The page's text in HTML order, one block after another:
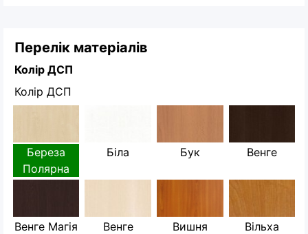
Перелік матеріалів
Колір ДСП
Колір ДСП
Береза
Полярна
Біла Бук Венге
Венге Магія
Венге
Вишня
Вільха